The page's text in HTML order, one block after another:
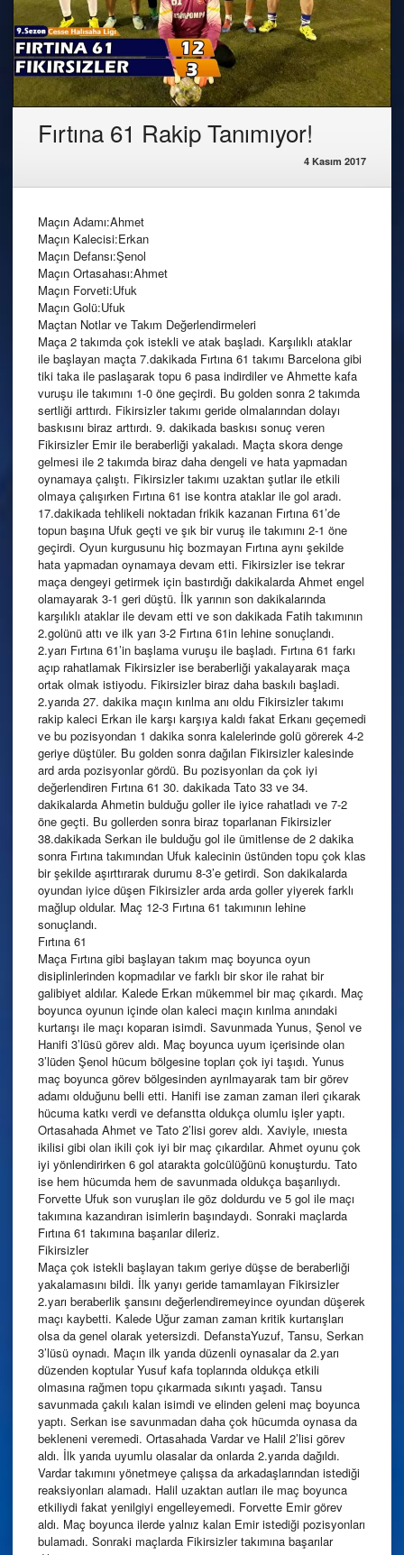
Fırtına 61 Rakip Tanımıyor!
4 Kasım 2017
Maçın Adamı:Ahmet
Maçın Kalecisi:Erkan
Maçın Defansı:Şenol
Maçın Ortasahası:Ahmet
Maçın Forveti:Ufuk
Maçın Golü:Ufuk
Maçtan Notlar ve Takım Değerlendirmeleri
Maça 2 takımda çok istekli ve atak başladı. Karşılıklı ataklar
ile başlayan maçta 7.dakikada Fırtına 61 takımı Barcelona gibi
tiki taka ile paslaşarak topu 6 pasa indirdiler ve Ahmette kafa
vuruşu ile takımını 1-0 öne geçirdi. Bu golden sonra 2 takımda
sertliği arttırdı. Fikirsizler takımı geride olmalarından dolayı
baskısını biraz arttırdı. 9. dakikada baskısı sonuç veren
Fikirsizler Emir ile beraberliği yakaladı. Maçta skora denge
gelmesi ile 2 takımda biraz daha dengeli ve hata yapmadan
oynamaya çalıştı. Fikirsizler takımı uzaktan şutlar ile etkili
olmaya çalışırken Fırtına 61 ise kontra ataklar ile gol aradı.
17.dakikada tehlikeli noktadan frikik kazanan Fırtına 61’de
topun başına Ufuk geçti ve şık bir vuruş ile takımını 2-1 öne
geçirdi. Oyun kurgusunu hiç bozmayan Fırtına aynı şekilde
hata yapmadan oynamaya devam etti. Fikirsizler ise tekrar
maça dengeyi getirmek için bastırdığı dakikalarda Ahmet engel
olamayarak 3-1 geri düştü. İlk yarının son dakikalarında
karşılıklı ataklar ile devam etti ve son dakikada Fatih takımının
2.golünü attı ve ilk yarı 3-2 Fırtına 61in lehine sonuçlandı.
2.yarı Fırtına 61’in başlama vuruşu ile başladı. Fırtına 61 farkı
açıp rahatlamak Fikirsizler ise beraberliği yakalayarak maça
ortak olmak istiyodu. Fikirsizler biraz daha baskılı başladi.
2.yarıda 27. dakika maçın kırılma anı oldu Fikirsizler takımı
rakip kaleci Erkan ile karşı karşıya kaldı fakat Erkanı geçemedi
ve bu pozisyondan 1 dakika sonra kalelerinde golü görerek 4-2
geriye düştüler. Bu golden sonra dağılan Fikirsizler kalesinde
ard arda pozisyonlar gördü. Bu pozisyonları da çok iyi
değerlendiren Fırtına 61 30. dakikada Tato 33 ve 34.
dakikalarda Ahmetin bulduğu goller ile iyice rahatladı ve 7-2
öne geçti. Bu gollerden sonra biraz toparlanan Fikirsizler
38.dakikada Serkan ile bulduğu gol ile ümitlense de 2 dakika
sonra Fırtına takımından Ufuk kalecinin üstünden topu çok klas
bir şekilde aşırttırarak durumu 8-3’e getirdi. Son dakikalarda
oyundan iyice düşen Fikirsizler arda arda goller yiyerek farklı
mağlup oldular. Maç 12-3 Fırtına 61 takımının lehine
sonuçlandı.
Fırtına 61
Maça Fırtına gibi başlayan takım maç boyunca oyun
disiplinlerinden kopmadılar ve farklı bir skor ile rahat bir
galibiyet aldılar. Kalede Erkan mükemmel bir maç çıkardı. Maç
boyunca oyunun içinde olan kaleci maçın kırılma anındaki
kurtarışı ile maçı koparan isimdi. Savunmada Yunus, Şenol ve
Hanifi 3’lüsü görev aldı. Maç boyunca uyum içerisinde olan
3’lüden Şenol hücum bölgesine topları çok iyi taşıdı. Yunus
maç boyunca görev bölgesinden ayrılmayarak tam bir görev
adamı olduğunu belli etti. Hanifi ise zaman zaman ileri çıkarak
hücuma katkı verdi ve defanstta oldukça olumlu işler yaptı.
Ortasahada Ahmet ve Tato 2’lisi gorev aldı. Xaviyle, ınıesta
ikilisi gibi olan ikili çok iyi bir maç çıkardılar. Ahmet oyunu çok
iyi yönlendirirken 6 gol atarakta golcülüğünü konuşturdu. Tato
ise hem hücumda hem de savunmada oldukça başarılıydı.
Forvette Ufuk son vuruşları ile göz doldurdu ve 5 gol ile maçı
takımına kazandıran isimlerin başındaydı. Sonraki maçlarda
Fırtına 61 takımına başarılar dileriz.
Fikirsizler
Maça çok istekli başlayan takım geriye düşse de beraberliği
yakalamasını bildi. İlk yarıyı geride tamamlayan Fikirsizler
2.yarı beraberlik şansını değerlendiremeyince oyundan düşerek
maçı kaybetti. Kalede Uğur zaman zaman kritik kurtarışları
olsa da genel olarak yetersizdi. DefanstaYuzuf, Tansu, Serkan
3’lüsü oynadı. Maçın ilk yarıda düzenli oynasalar da 2.yarı
düzenden koptular Yusuf kafa toplarında oldukça etkili
olmasına rağmen topu çıkarmada sıkıntı yaşadı. Tansu
savunmada çakılı kalan isimdi ve elinden geleni maç boyunca
yaptı. Serkan ise savunmadan daha çok hücumda oynasa da
bekleneni veremedi. Ortasahada Vardar ve Halil 2’lisi görev
aldı. İlk yarıda uyumlu olasalar da onlarda 2.yarıda dağıldı.
Vardar takımını yönetmeye çalışsa da arkadaşlarından istediği
reaksiyonları alamadı. Halil uzaktan autları ile maç boyunca
etkiliydi fakat yenilgiyi engelleyemedi. Forvette Emir görev
aldı. Maç boyunca ilerde yalnız kalan Emir istediği pozisyonları
bulamadı. Sonraki maçlarda Fikirsizler takımına başarılar